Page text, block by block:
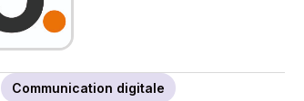
Communication digitale